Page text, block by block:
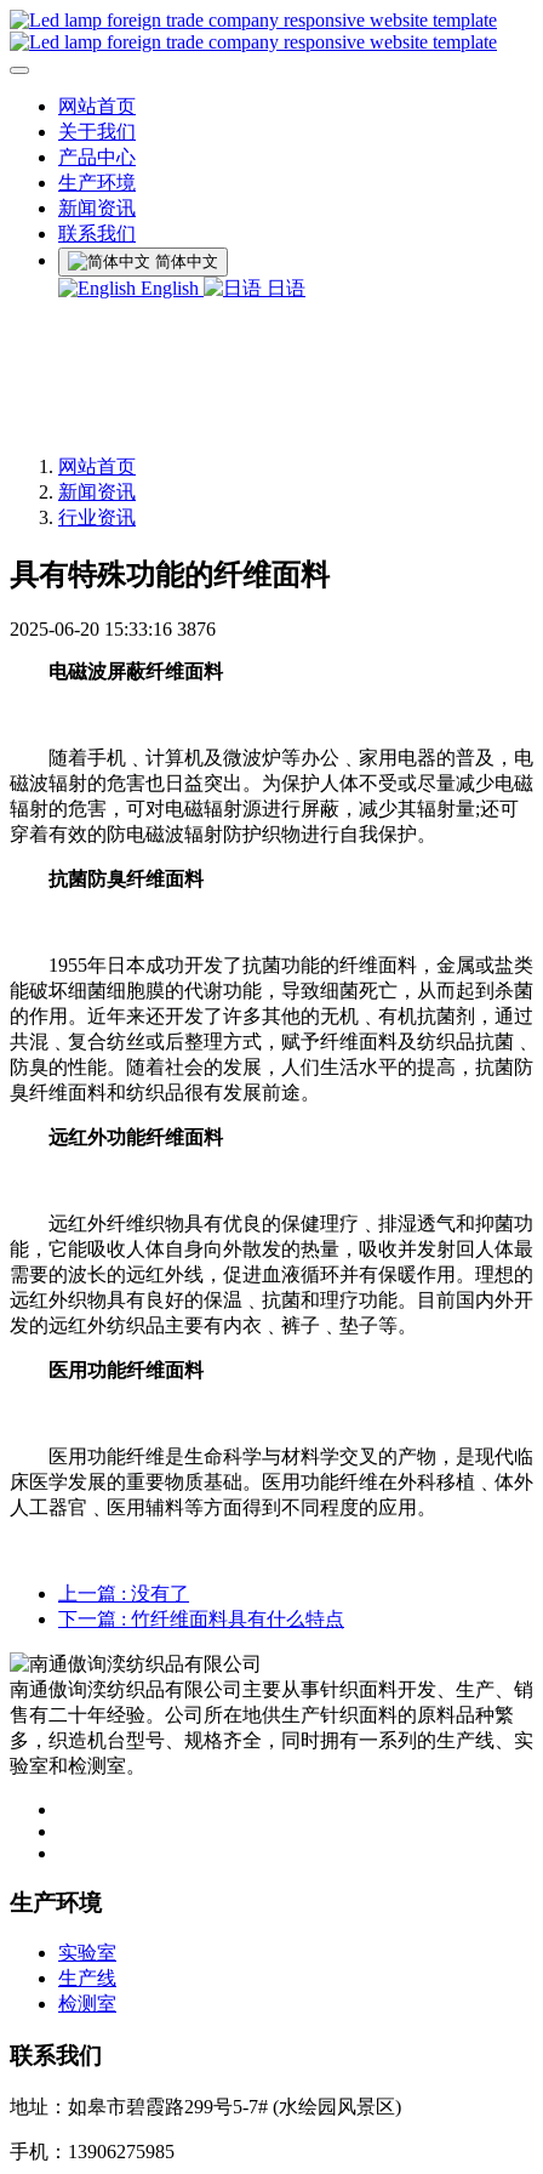
网站首页
关于我们
产品中心
生产环境
新闻资讯
联系我们
简体中文
English 日语
网站首页
新闻资讯
行业资讯
具有特殊功能的纤维面料
2025-06-20 15:33:16 3876
电磁波屏蔽纤维面料
随着手机﹑计算机及微波炉等办公﹑家用电器的普及，电
磁波辐射的危害也日益突出。为保护人体不受或尽量减少电磁
辐射的危害，可对电磁辐射源进行屏蔽，减少其辐射量;还可
穿着有效的防电磁波辐射防护织物进行自我保护。
抗菌防臭纤维面料
1955年日本成功开发了抗菌功能的纤维面料，金属或盐类
能破坏细菌细胞膜的代谢功能，导致细菌死亡，从而起到杀菌
的作用。近年来还开发了许多其他的无机﹑有机抗菌剂，通过
共混﹑复合纺丝或后整理方式，赋予纤维面料及纺织品抗菌﹑
防臭的性能。随着社会的发展，人们生活水平的提高，抗菌防
臭纤维面料和纺织品很有发展前途。
远红外功能纤维面料
远红外纤维织物具有优良的保健理疗﹑排湿透气和抑菌功
能，它能吸收人体自身向外散发的热量，吸收并发射回人体最
需要的波长的远红外线，促进血液循环并有保暖作用。理想的
远红外织物具有良好的保温﹑抗菌和理疗功能。目前国内外开
发的远红外纺织品主要有内衣﹑裤子﹑垫子等。
医用功能纤维面料
医用功能纤维是生命科学与材料学交叉的产物，是现代临
床医学发展的重要物质基础。医用功能纤维在外科移植﹑体外
人工器官﹑医用辅料等方面得到不同程度的应用。
上一篇 : 没有了
下一篇 : 竹纤维面料具有什么特点
南通傲询湙纺织品有限公司主要从事针织面料开发、生产、销
售有二十年经验。公司所在地供生产针织面料的原料品种繁
多，织造机台型号、规格齐全，同时拥有一系列的生产线、实
验室和检测室。
生产环境
实验室
生产线
检测室
联系我们
地址：如皋市碧霞路299号5-7# (水绘园风景区)
手机：13906275985